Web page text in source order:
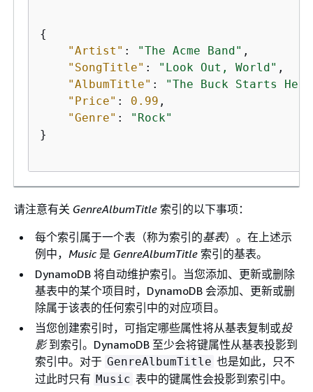
{
"Artist" : "The Acme Band" ,
"SongTitle" : "Look Out, World" ,
"AlbumTitle" :
"The Buck Starts
"Price" : 0.99 ,
"Genre" :
"Rock"
}
请注意有关 GenreAlbumTitle 索引的以下事项：
每个索引属于一个表（称为索引的基表）。在上述示
例中， Music是 GenreAlbumTitle 索引的基表。
DynamoDB 将自动维护索引。当您添加、更新或删除
基表中的某个项目时，DynamoDB 会添加、更新或删
除属于该表的任何索引中的对应项目。
当您创建索引时，可指定哪些属性将从基表复制或投
影到索引。DynamoDB 至少会将键属性从基表投影到
索引中。对于 GenreAlbumTitle 也是如此，只不
过此时只有 Music 表中的键属性会投影到索引中。